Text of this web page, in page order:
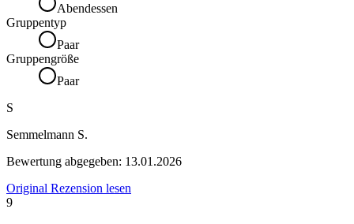
Abendessen
Gruppentyp
Paar
Gruppengröße
Paar
S
Semmelmann S.
Bewertung abgegeben: 13.01.2026
Original Rezension lesen
9